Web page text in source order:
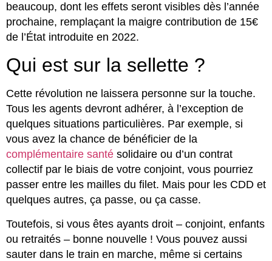
beaucoup, dont les effets seront visibles dès l’année
prochaine, remplaçant la maigre contribution de 15€
de l’État introduite en 2022.
Qui est sur la sellette ?
Cette révolution ne laissera personne sur la touche.
Tous les agents devront adhérer, à l’exception de
quelques situations particulières. Par exemple, si
vous avez la chance de bénéficier de la
complémentaire santé solidaire ou d’un contrat
collectif par le biais de votre conjoint, vous pourriez
passer entre les mailles du filet. Mais pour les CDD et
quelques autres, ça passe, ou ça casse.
Toutefois, si vous êtes ayants droit – conjoint, enfants
ou retraités – bonne nouvelle ! Vous pouvez aussi
sauter dans le train en marche, même si certains